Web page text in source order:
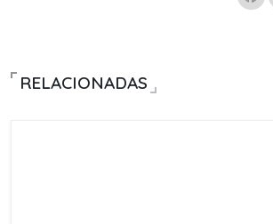
RELACIONADAS